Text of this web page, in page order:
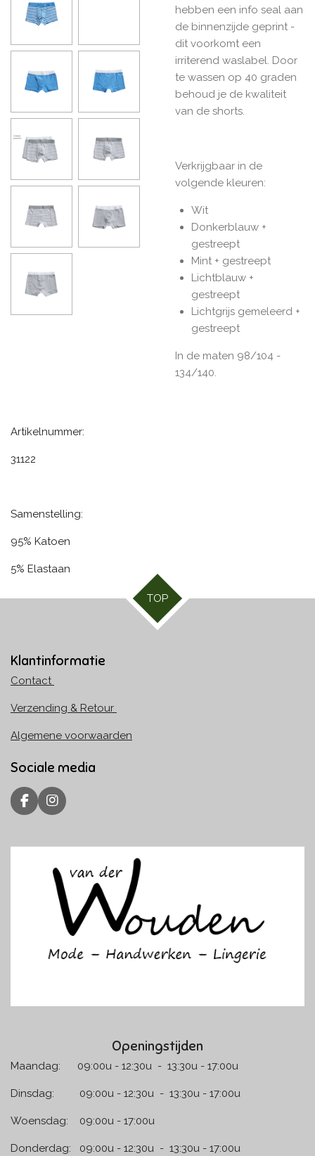
hebben een info seal aan
de binnenzijde geprint -
dit voorkomt een
irriterend waslabel. Door
te wassen op 40 graden
behoud je de kwaliteit
van de shorts.
Verkrijgbaar in de
volgende kleuren:
Wit
Donkerblauw +
gestreept
Mint + gestreept
Lichtblauw +
gestreept
Lichtgrijs gemeleerd +
gestreept
In de maten 98/104 -
134/140.
Artikelnummer:
31122
Samenstelling:
95% Katoen
5% Elastaan
TOP
Klantinformatie
Contact
Verzending & Retour
Algemene voorwaarden
Sociale media
F
a
e
I
n
t
g
r
a
m
Openingstijden
Maandag: 09:00u - 12:30u - 13:30u - 17:00u
Dinsdag: 09:00u - 12:30u - 13:30u - 17:00u
Woensdag: 09:00u - 17:00u
Donderdag: 09:00u - 12:30u - 13:30u - 17:00u